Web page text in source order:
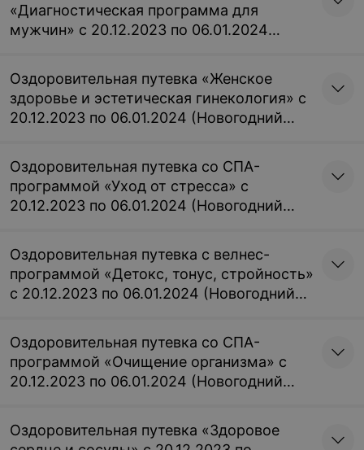
«Диагностическая программа для
мужчин» с 20.12.2023 по 06.01.2024
Оздоровительная путевка «Женское
здоровье и эстетическая гинекология» с
20.12.2023 по 06.01.2024 (Новогодний
Оздоровительная путевка со СПА-
программой «Уход от стресса» с
20.12.2023 по 06.01.2024 (Новогодний
Оздоровительная путевка с велнес-
программой «Детокс, тонус, стройность»
с 20.12.2023 по 06.01.2024 (Новогодний
Оздоровительная путевка со СПА-
программой «Очищение организма» с
20.12.2023 по 06.01.2024 (Новогодний
Оздоровительная путевка «Здоровое